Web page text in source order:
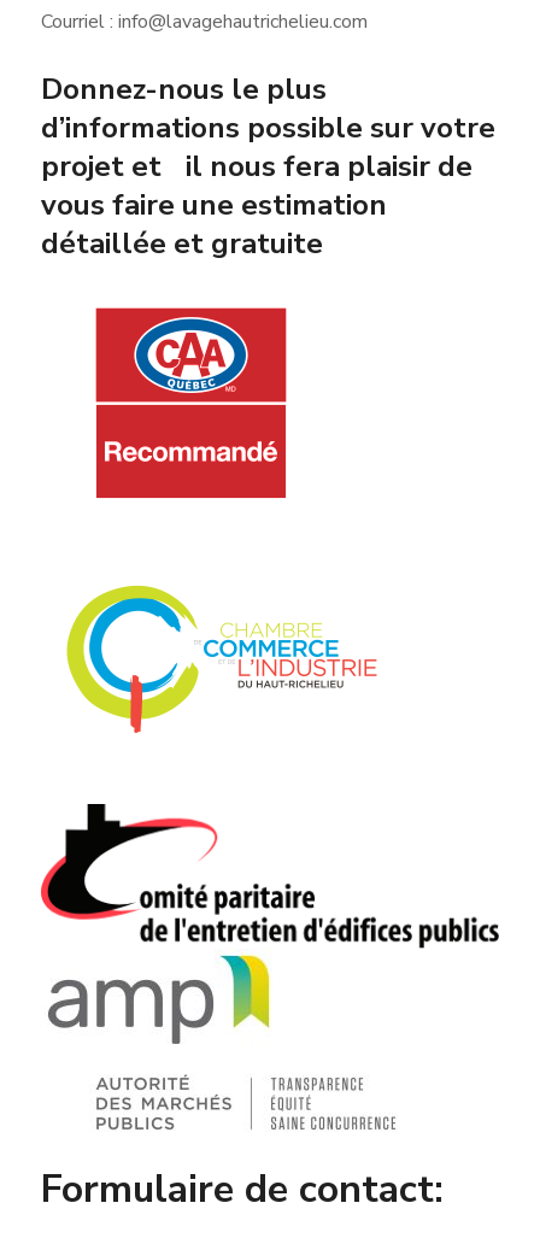
Courriel : info@lavagehautrichelieu.com
Donnez-nous le plus
d’informations possible sur votre
projet et il nous fera plaisir de
vous faire une estimation
détaillée et gratuite
Formulaire de contact: